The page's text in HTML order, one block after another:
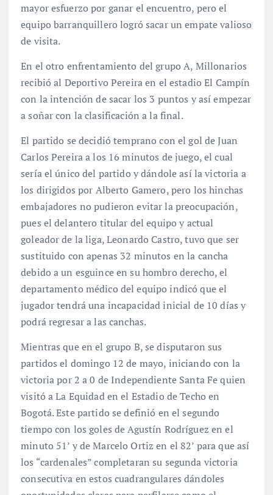
mayor esfuerzo por ganar el encuentro, pero el
equipo barranquillero logró sacar un empate valioso
de visita.
En el otro enfrentamiento del grupo A, Millonarios
recibió al Deportivo Pereira en el estadio El Campín
con la intención de sacar los 3 puntos y así empezar
a soñar con la clasificación a la final.
El partido se decidió temprano con el gol de Juan
Carlos Pereira a los 16 minutos de juego, el cual
sería el único del partido y dándole así la victoria a
los dirigidos por Alberto Gamero, pero los hinchas
embajadores no pudieron evitar la preocupación,
pues el delantero titular del equipo y actual
goleador de la liga, Leonardo Castro, tuvo que ser
sustituido con apenas 32 minutos en la cancha
debido a un esguince en su hombro derecho, el
departamento médico del equipo indicó que el
jugador tendrá una incapacidad inicial de 10 días y
podrá regresar a las canchas.
Mientras que en el grupo B, se disputaron sus
partidos el domingo 12 de mayo, iniciando con la
victoria por 2 a 0 de Independiente Santa Fe quien
visitó a La Equidad en el Estadio de Techo en
Bogotá. Este partido se definió en el segundo
tiempo con los goles de Agustín Rodríguez en el
minuto 51’ y de Marcelo Ortiz en el 82’ para que así
los “cardenales” completaran su segunda victoria
consecutiva en estos cuadrangulares dándoles